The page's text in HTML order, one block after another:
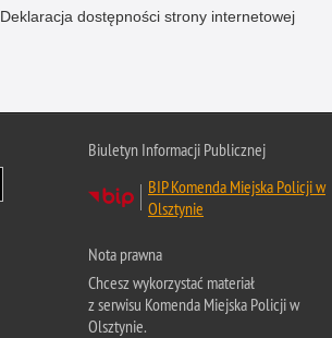
Deklaracja dostępności strony internetowej
Biuletyn Informacji Publicznej
BIP Komenda Miejska Policji w
Olsztynie
Nota prawna
Chcesz wykorzystać materiał
z serwisu Komenda Miejska Policji w
Olsztynie.